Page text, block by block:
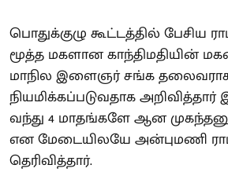
பொதுக்குழு கூட்டத்தில் பேசிய
மூத்த மகளான காந்திமதியின்
மாநில இளைஞர் சங்க
நியமிக்கப்படுவதாக அறிவித்தார்
வந்து 4 மாதங்களே ஆன
என மேடையிலயே அன்புமணி
தெரிவித்தார்.